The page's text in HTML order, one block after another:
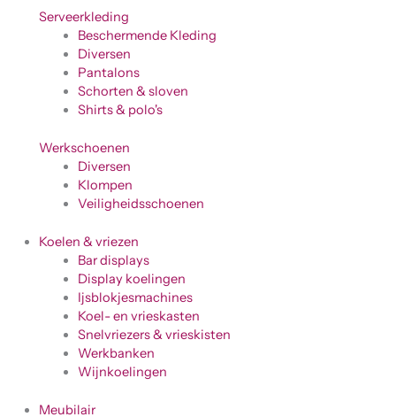
Serveerkleding
Beschermende Kleding
Diversen
Pantalons
Schorten & sloven
Shirts & polo's
Werkschoenen
Diversen
Klompen
Veiligheidsschoenen
Koelen & vriezen
Bar displays
Display koelingen
Ijsblokjesmachines
Koel- en vrieskasten
Snelvriezers & vrieskisten
Werkbanken
Wijnkoelingen
Meubilair